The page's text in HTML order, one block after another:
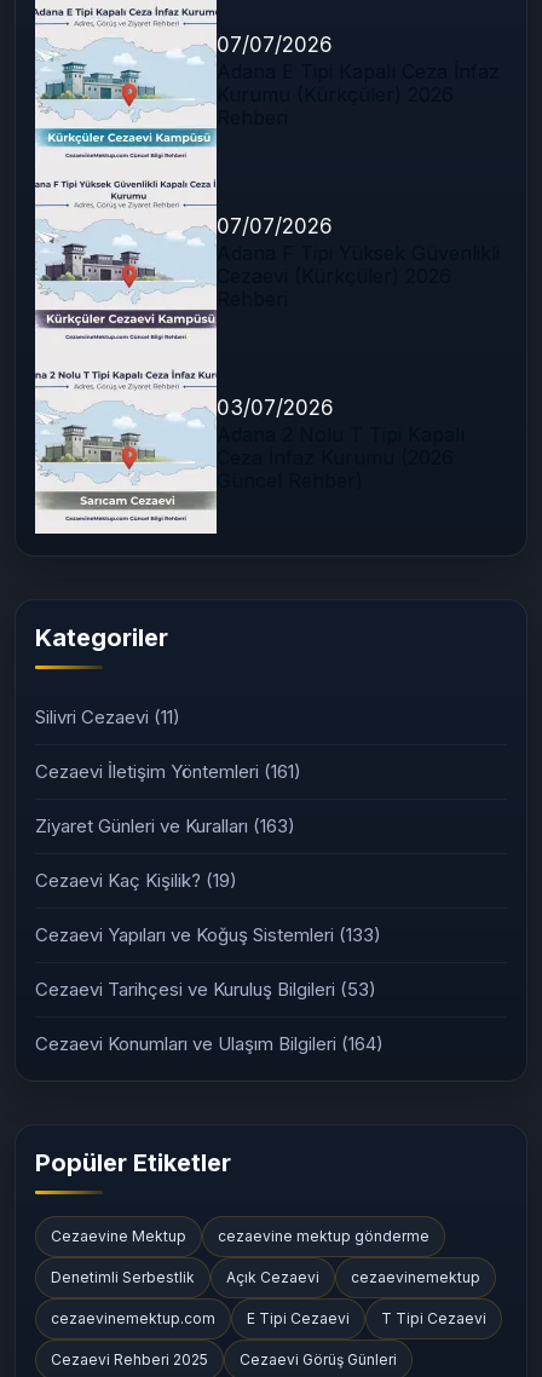
07/07/2026
07/07/2026
03/07/2026
Kategoriler
Silivri Cezaevi (11)
Cezaevi İletişim Yöntemleri (161)
Ziyaret Günleri ve Kuralları (163)
Cezaevi Kaç Kişilik? (19)
Cezaevi Yapıları ve Koğuş Sistemleri (133)
Cezaevi Tarihçesi ve Kuruluş Bilgileri (53)
Cezaevi Konumları ve Ulaşım Bilgileri (164)
Popüler Etiketler
Cezaevine Mektup cezaevine mektup gönderme
Denetimli Serbestlik Açık Cezaevi cezaevinemektup
cezaevinemektup.com E Tipi Cezaevi T Tipi Cezaevi
Cezaevi Rehberi 2025 Cezaevi Görüş Günleri